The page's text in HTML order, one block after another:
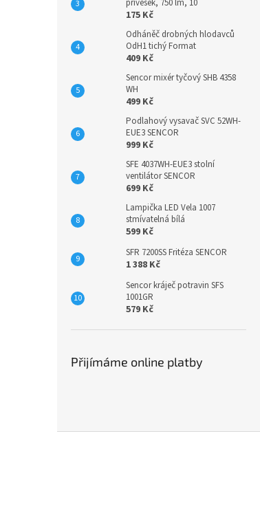
přívěšek, 750 lm, 10
175 Kč
Odháněč drobných hlodavců
OdH1 tichý Format
409 Kč
Sencor mixér tyčový SHB 4358
WH
499 Kč
Podlahový vysavač SVC 52WH-
EUE3 SENCOR
999 Kč
SFE 4037WH-EUE3 stolní
ventilátor SENCOR
699 Kč
Lampička LED Vela 1007
stmívatelná bílá
599 Kč
SFR 7200SS Fritéza SENCOR
1 388 Kč
Sencor kráječ potravin SFS
1001GR
579 Kč
Přijímáme online platby